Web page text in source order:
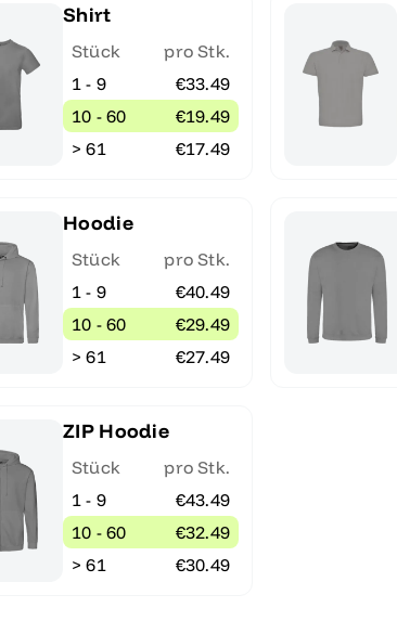
Shirt
Stück
pro Stk.
1 - 9
€33.49
10 - 60
€19.49
> 61
€17.49
Hoodie
Stück
pro Stk.
1 - 9
€40.49
10 - 60
€29.49
> 61
€27.49
ZIP Hoodie
Stück
pro Stk.
1 - 9
€43.49
10 - 60
€32.49
> 61
€30.49